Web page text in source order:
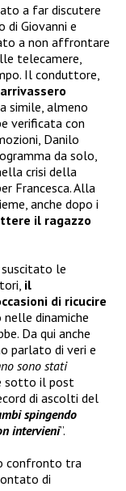
a far discutere
di Giovanni e
a non affrontare
telecamere,
Il conduttore,
simile, almeno
verificata con
Danilo
da solo,
crisi della
Francesca. Alla
anche dopo i
il ragazzo
le
il
di ricucire
nelle dinamiche
Da qui anche
parlato di veri e
sono stati
sotto il post
di ascolti del
spingendo
intervieni”.
confronto tra
di